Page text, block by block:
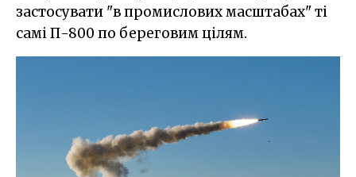
застосувати "в промислових масштабах" ті
самі П-800 по береговим цілям.